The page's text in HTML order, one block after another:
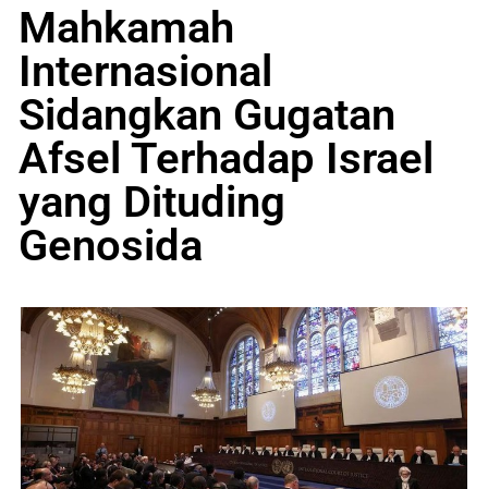
Mahkamah
Internasional
Sidangkan Gugatan
Afsel Terhadap Israel
yang Dituding
Genosida